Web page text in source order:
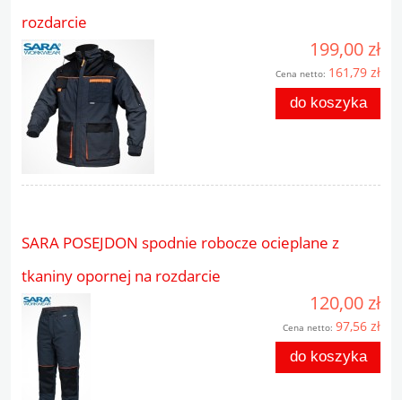
rozdarcie
199,00 zł
Cena netto: 161,79 zł
do koszyka
SARA POSEJDON spodnie robocze ocieplane z
tkaniny opornej na rozdarcie
120,00 zł
Cena netto: 97,56 zł
do koszyka